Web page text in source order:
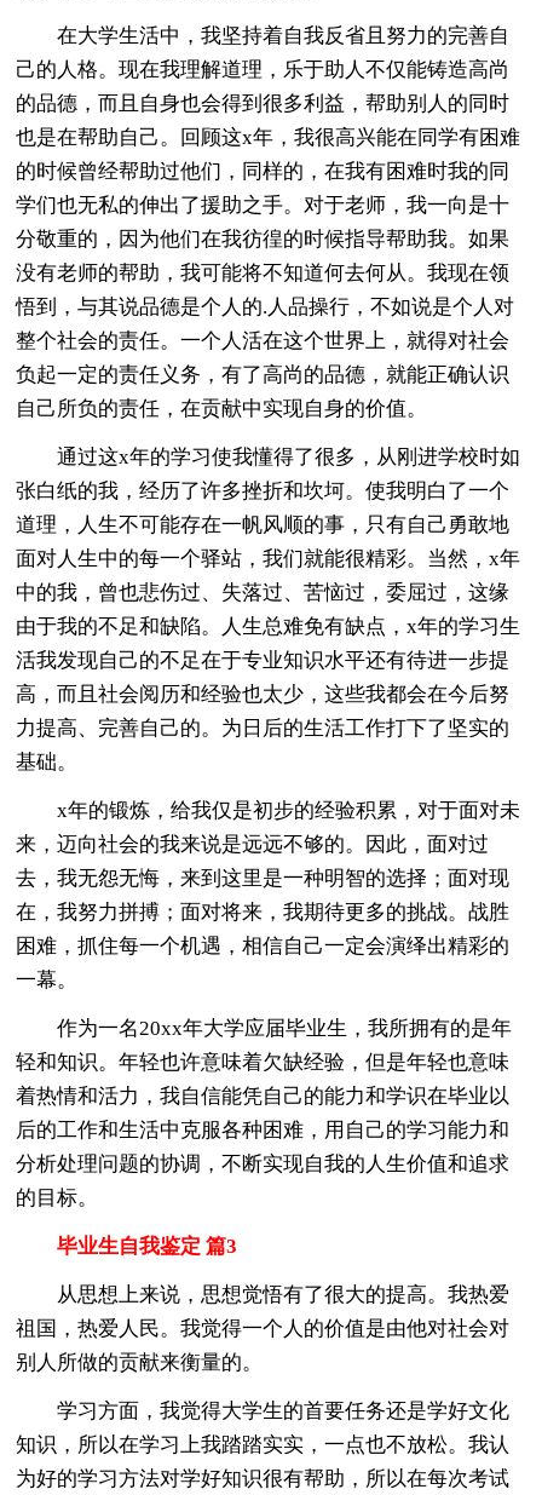
在大学生活中，我坚持着自我反省且努力的完善自
己的人格。现在我理解道理，乐于助人不仅能铸造高尚
的品德，而且自身也会得到很多利益，帮助别人的同时
也是在帮助自己。回顾这x年，我很高兴能在同学有困难
的时候曾经帮助过他们，同样的，在我有困难时我的同
学们也无私的伸出了援助之手。对于老师，我一向是十
分敬重的，因为他们在我彷徨的时候指导帮助我。如果
没有老师的帮助，我可能将不知道何去何从。我现在领
悟到，与其说品德是个人的.人品操行，不如说是个人对
整个社会的责任。一个人活在这个世界上，就得对社会
负起一定的责任义务，有了高尚的品德，就能正确认识
自己所负的责任，在贡献中实现自身的价值。
通过这x年的学习使我懂得了很多，从刚进学校时如
张白纸的我，经历了许多挫折和坎坷。使我明白了一个
道理，人生不可能存在一帆风顺的事，只有自己勇敢地
面对人生中的每一个驿站，我们就能很精彩。当然，x年
中的我，曾也悲伤过、失落过、苦恼过，委屈过，这缘
由于我的不足和缺陷。人生总难免有缺点，x年的学习生
活我发现自己的不足在于专业知识水平还有待进一步提
高，而且社会阅历和经验也太少，这些我都会在今后努
力提高、完善自己的。为日后的生活工作打下了坚实的
基础。
x年的锻炼，给我仅是初步的经验积累，对于面对未
来，迈向社会的我来说是远远不够的。因此，面对过
去，我无怨无悔，来到这里是一种明智的选择；面对现
在，我努力拼搏；面对将来，我期待更多的挑战。战胜
困难，抓住每一个机遇，相信自己一定会演绎出精彩的
一幕。
作为一名20xx年大学应届毕业生，我所拥有的是年
轻和知识。年轻也许意味着欠缺经验，但是年轻也意味
着热情和活力，我自信能凭自己的能力和学识在毕业以
后的工作和生活中克服各种困难，用自己的学习能力和
分析处理问题的协调，不断实现自我的人生价值和追求
的目标。
毕业生自我鉴定 篇3
从思想上来说，思想觉悟有了很大的提高。我热爱
祖国，热爱人民。我觉得一个人的价值是由他对社会对
别人所做的贡献来衡量的。
学习方面，我觉得大学生的首要任务还是学好文化
知识，所以在学习上我踏踏实实，一点也不放松。我认
为好的学习方法对学好知识很有帮助，所以在每次考试